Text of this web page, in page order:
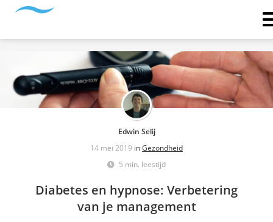
Edwin Selij
14 mei 2019 inGezondheid
5 min. leestijd
Diabetes en hypnose: Verbetering
van je management